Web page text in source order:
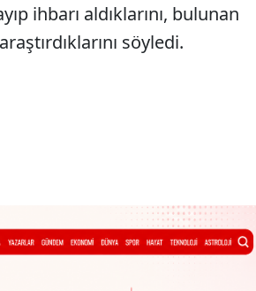
ihbarı aldıklarını, bulunan
söyledi.